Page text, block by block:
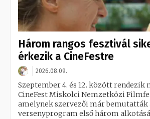
Három rangos fesztivál
érkezik a CineFestre
2026.08.09.
Szeptember 4. és 12. között rendezik
CineFest Miskolci Nemzetközi
amelynek szervezői már bemutatták
versenyprogram első három